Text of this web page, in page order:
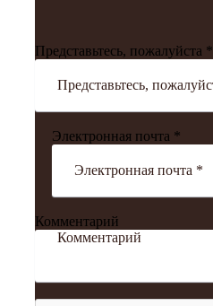
Представьтесь, пожалуйста *
Электронная почта *
Комментарий